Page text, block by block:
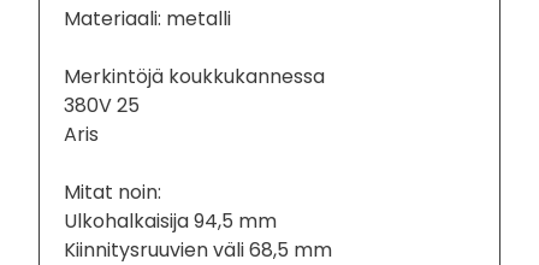
Materiaali: metalli
Merkintöjä koukkukannessa
380V 25
Aris
Mitat noin:
Ulkohalkaisija 94,5 mm
Kiinnitysruuvien väli 68,5 mm